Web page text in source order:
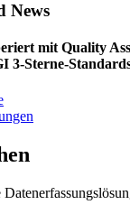
News
mit Quality
3-Sterne-